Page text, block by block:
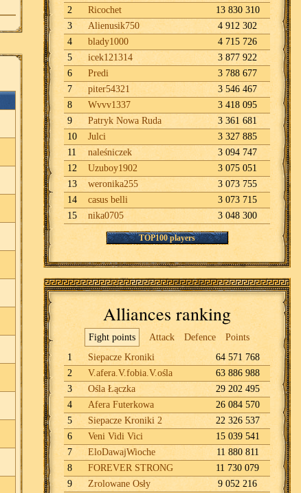
2
Ricochet
13 830 310
3
Alienusik750
4 912 302
4
blady1000
4 715 726
5
icek121314
3 877 922
6
Predi
3 788 677
7
piter54321
3 546 467
8
Wvvv1337
3 418 095
9
Patryk Nowa Ruda
3 361 681
10
Julci
3 327 885
11
naleśniczek
3 094 747
12
Uzuboy1902
3 075 051
13
weronika255
3 073 755
14
casus belli
3 073 715
15
nika0705 3 048 300
TOP100 players
Alliances ranking
Fight points Attack Defence
Points
1
Siepacze Kroniki
64 571 768
2
V.afera.V.fobia.V.ośla
63 886 988
3
Ośla Łączka
29 202 495
4
Afera Futerkowa
26 084 570
5
Siepacze Kroniki 2
22 326 537
6
Veni Vidi Vici
15 039 541
7
EloDawajWioche
11 880 811
8
FOREVER STRONG
11 730 079
9
Zrolowane Osły
9 052 216